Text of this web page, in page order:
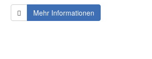
Mehr Informationen